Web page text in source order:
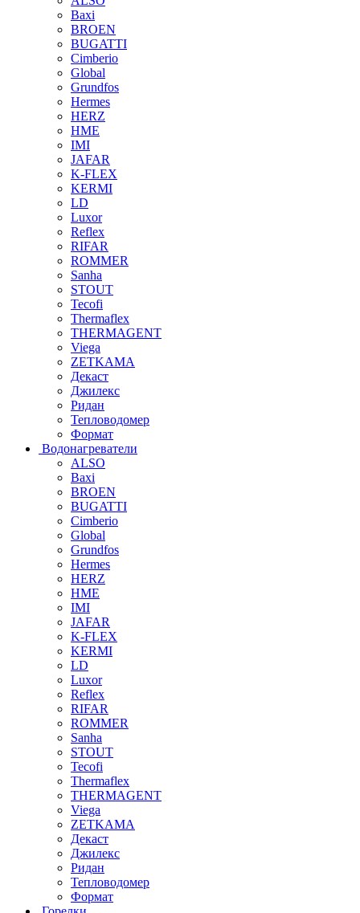
Baxi
BROEN
BUGATTI
Cimberio
Global
Grundfos
Hermes
HERZ
HME
IMI
JAFAR
K-FLEX
KERMI
LD
Luxor
Reflex
RIFAR
ROMMER
Sanha
STOUT
Tecofi
Thermaflex
THERMAGENT
Viega
ZETKAMA
Декаст
Джилекс
Ридан
Тепловодомер
Формат
Водонагреватели
ALSO
Baxi
BROEN
BUGATTI
Cimberio
Global
Grundfos
Hermes
HERZ
HME
IMI
JAFAR
K-FLEX
KERMI
LD
Luxor
Reflex
RIFAR
ROMMER
Sanha
STOUT
Tecofi
Thermaflex
THERMAGENT
Viega
ZETKAMA
Декаст
Джилекс
Ридан
Тепловодомер
Формат